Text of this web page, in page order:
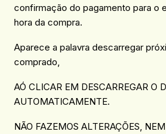
confirmação do pagamento para o
hora da compra.
Aparece a palavra descarregar
comprado,
AÓ CLICAR EM DESCARREGAR O
AUTOMATICAMENTE.
NÃO FAZEMOS ALTERAÇÕES,